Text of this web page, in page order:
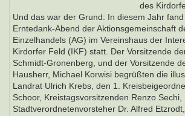
des
Und das war der Grund: In diesem Jahr
Erntedank-Abend der Aktionsgemeinschaft
Einzelhandels (AG) im Vereinshaus der
Kirdorfer Feld (IKF) statt. Der Vorsitzende
Schmidt-Gronenberg, und der Vorsitzende
Hausherr, Michael Korwisi begrüßten die
Landrat Ulrich Krebs, den 1.
Schoor, Kreistagsvorsitzenden Renzo Sechi,
Stadtverordnetenvorsteher Dr. Alfred Etzrodt,